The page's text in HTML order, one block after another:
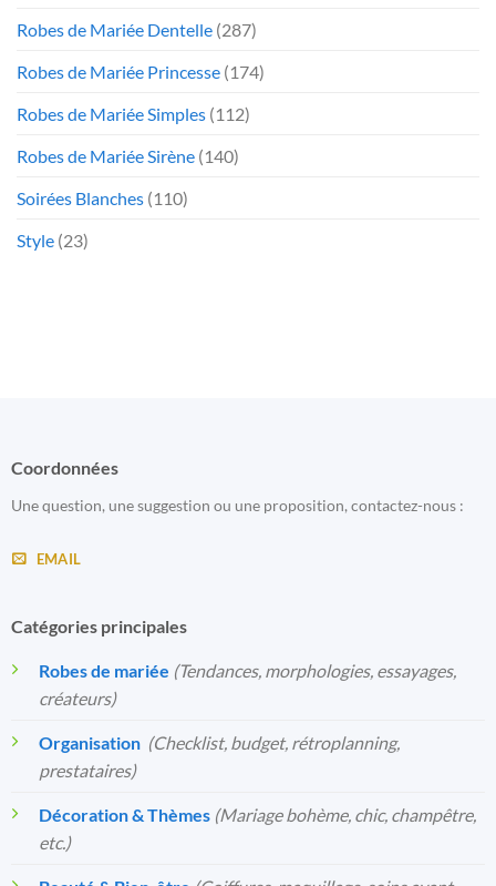
Robes de Mariée Dentelle (287)
Robes de Mariée Princesse (174)
Robes de Mariée Simples (112)
Robes de Mariée Sirène (140)
Soirées Blanches (110)
Style (23)
Coordonnées
Une question, une suggestion ou une proposition, contactez-nous :
EMAIL
Catégories principales
Robes de mariée (Tendances, morphologies, essayages,
créateurs)
Organisation️ (Checklist, budget, rétroplanning,
prestataires)
Décoration & Thèmes (Mariage bohème, chic, champêtre,
etc.)